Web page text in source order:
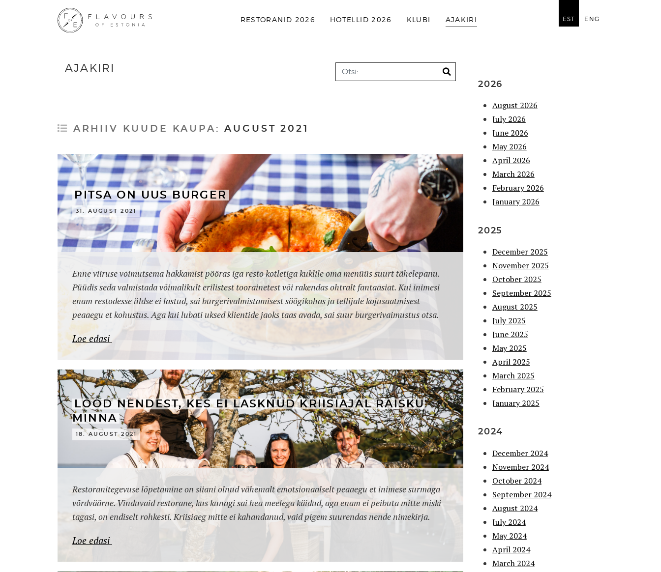
RESTORANID 2026 HOTELLID 2026 KLUBI AJAKIRI EST ENG
AJAKIRI Search
ARHIIV KUUDE KAUPA:AUGUST 2021
PITSA ON UUS BURGER
31. AUGUST 2021
Enne viiruse võimutsema hakkamist pööras iga resto kotletiga kuklile oma menüüs suurt tähelepanu.
Püüdis seda valmistada võimalikult erilistest toorainetest või rakendas ohtralt fantaasiat. Kui inimesi
enam restodesse üldse ei lastud, sai burgerivalmistamisest söögikohas ja tellijale kojusaatmisest
peaaegu et kohustus. Aga kui lubati uksed klientide jaoks taas avada, sai suur burgerivaimustus otsa.
Loe edasi
LOOD NENDEST, KES EI LASKNUD KRIISIAJAL RAISKU
MINNA
18. AUGUST 2021
Restoranitegevuse lõpetamine on siiani olnud vähemalt emotsionaalselt peaaegu et inimese surmaga
võrdväärne. Vinduvaid restorane, kus kunagi sai hea meelega käidud, aga enam ei peibuta mitte miski
tagasi, on endiselt rohkesti. Kriisiaeg mitte ei kahandanud, vaid pigem suurendas nende nimekirja.
Loe edasi
2026
August 2026
July 2026
June 2026
May 2026
April 2026
March 2026
February 2026
January 2026
2025
December 2025
November 2025
October 2025
September 2025
August 2025
July 2025
June 2025
May 2025
April 2025
March 2025
February 2025
January 2025
2024
December 2024
November 2024
October 2024
September 2024
August 2024
July 2024
May 2024
April 2024
March 2024